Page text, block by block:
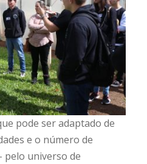
pode ser adaptado de
e o número de
pelo universo de